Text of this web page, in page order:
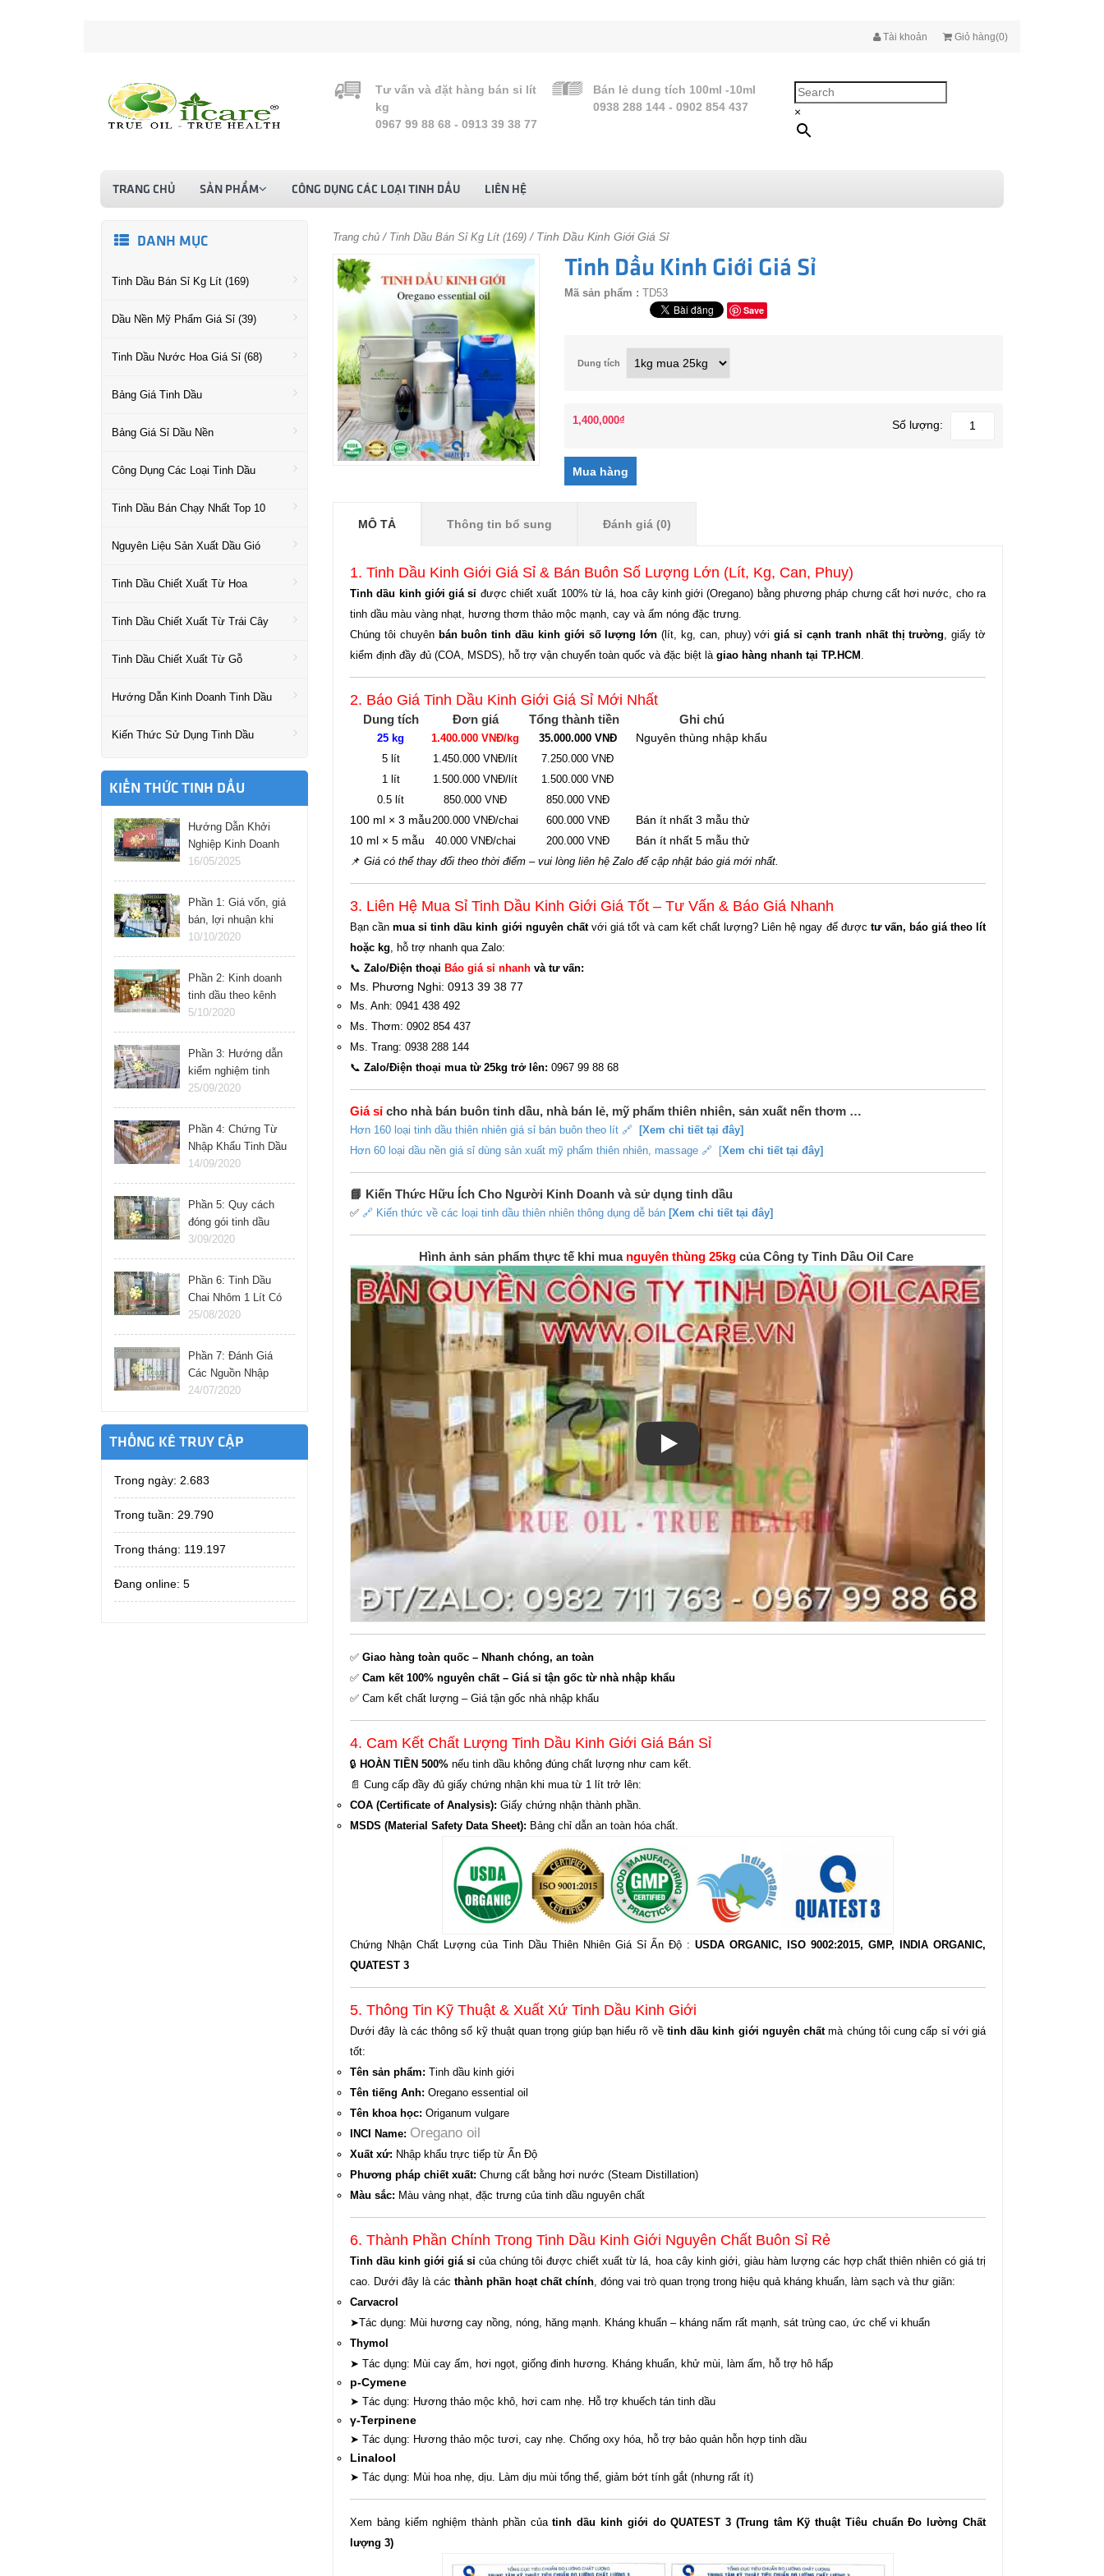
Tài khoản Giỏ hàng(0)
Tư vấn và đặt hàng bán sỉ lít
kg
0967 99 88 68 - 0913 39 38 77
Bán lẻ dung tích 100ml -10ml
0938 288 144 - 0902 854 437
×
TRANG CHỦ SẢN PHẨM CÔNG DỤNG CÁC LOẠI TINH DẦU LIÊN HỆ
DANH MỤC
Tinh Dầu Bán Sỉ Kg Lít (169)
Dầu Nền Mỹ Phẩm Giá Sỉ (39)
Tinh Dầu Nước Hoa Giá Sỉ (68)
Bảng Giá Tinh Dầu
Bảng Giá Sỉ Dầu Nền
Công Dụng Các Loại Tinh Dầu
Tinh Dầu Bán Chạy Nhất Top 10
Nguyên Liệu Sản Xuất Dầu Gió
Tinh Dầu Chiết Xuất Từ Hoa
Tinh Dầu Chiết Xuất Từ Trái Cây
Tinh Dầu Chiết Xuất Từ Gỗ
Hướng Dẫn Kinh Doanh Tinh Dầu
Kiến Thức Sử Dụng Tinh Dầu
KIẾN THỨC TINH DẦU
Hướng Dẫn Khởi
Nghiệp Kinh Doanh
Tinh Dầu Thành
Công: Bí Quyết &
Hướng Dẫn Từng
Bước
16/05/2025
Phần 1: Giá vốn, giá
bán, lợi nhuận khi
kinh doanh tinh dầu
online
10/10/2020
Phần 2: Kinh doanh
tinh dầu theo kênh
nào cho hiệu quả
5/10/2020
Phần 3: Hướng dẫn
kiểm nghiệm tinh
dầu tại nhà
25/09/2020
Phần 4: Chứng Từ
Nhập Khẩu Tinh Dầu
Thiên Nhiên Cần
Chuẩn Bị Gì?
14/09/2020
Phần 5: Quy cách
đóng gói tinh dầu
nhập khẩu từ ấn độ,
pháp, đức, ý.
3/09/2020
Phần 6: Tinh Dầu
Chai Nhôm 1 Lít Có
Nhập Khẩu Trực
Tiếp Được Không?
25/08/2020
Phần 7: Đánh Giá
Các Nguồn Nhập
Tinh Dầu Giá Sỉ Tại
24/07/2020
THỐNG KÊ TRUY CẬP
Trong ngày: 2.683
Trong tuần: 29.790
Trong tháng: 119.197
Đang online: 5
Trang chủ / Tinh Dầu Bán Sỉ Kg Lít (169) / Tinh Dầu Kinh Giới Giá Sỉ
Tinh Dầu Kinh Giới Giá Sỉ
Mã sản phẩm : TD53
Save
Dung tích
1,400,000₫ Số lượng:
MÔ TẢ Thông tin bổ sung Đánh giá (0)
1. Tinh Dầu Kinh Giới Giá Sỉ & Bán Buôn Số Lượng Lớn (Lít, Kg, Can, Phuy)
Tinh dầu kinh giới giá sỉ được chiết xuất 100% từ lá, hoa cây kinh giới (Oregano) bằng phương pháp chưng cất hơi nước, cho ra
tinh dầu màu vàng nhạt, hương thơm thảo mộc mạnh, cay và ấm nóng đặc trưng.
Chúng tôi chuyên bán buôn tinh dầu kinh giới số lượng lớn (lít, kg, can, phuy) vớigiá sỉ cạnh tranh nhất thị trường, giấy tờ
kiểm định đầy đủ (COA, MSDS), hỗ trợ vận chuyển toàn quốc và đặc biệt là giao hàng nhanh tại TP.HCM .
2. Báo Giá Tinh Dầu Kinh Giới Giá Sỉ Mới Nhất
Dung tích Đơn giá Tổng thành tiền Ghi chú
25 kg 1.400.000 VNĐ/kg 35.000.000 VNĐ Nguyên thùng nhập khẩu
5 lít 1.450.000 VNĐ/lít
7.250.000 VNĐ
1 lít
1.500.000 VNĐ/lít
1.500.000 VNĐ
0.5 lít
850.000 VNĐ 850.000 VNĐ
100 ml × 3 mẫu200.000 VNĐ/chai 600.000 VNĐ
Bán ít nhất 3 mẫu thử
10 ml × 5 mẫu
40.000 VNĐ/chai 200.000 VNĐ Bán ít nhất 5 mẫu thử
📌 Giá có thể thay đổi theo thời điểm – vui lòng liên hệ Zalo để cập nhật báo giá mới nhất.
3. Liên Hệ Mua Sỉ Tinh Dầu Kinh Giới Giá Tốt – Tư Vấn & Báo Giá Nhanh
Bạn cầnmua sỉ tinh dầu kinh giới nguyên chấtvới giá tốt và cam kết chất lượng? Liên hệ ngay để được tư vấn, báo giá theo lít
hoặc kg, hỗ trợ nhanh qua Zalo:
📞 Zalo/Điện thoại Báo giá sỉ nhanh và tư vấn:
Ms. Phương Nghi: 0913 39 38 77
Ms. Anh: 0941 438 492
Ms. Thơm: 0902 854 437
Ms. Trang: 0938 288 144
📞 Zalo/Điện thoại mua từ 25kg trở lên: 0967 99 88 68
Giá sỉ cho nhà bán buôn tinh dầu, nhà bán lẻ, mỹ phẩm thiên nhiên, sản xuất nến thơm …
Hơn 160 loại tinh dầu thiên nhiên giá sỉ bán buôn theo lít 🔗
[Xem chi tiết tại đây]
Hơn 60 loại dầu nền giá sỉ dùng sản xuất mỹ phẩm thiên nhiên, massage 🔗 [Xem chi tiết tại đây]
📘 Kiến Thức Hữu Ích Cho Người Kinh Doanh và sử dụng tinh dầu
✅ 🔗 Kiến thức về các loại tinh dầu thiên nhiên thông dụng dễ bán [Xem chi tiết tại đây]
Hình ảnh sản phẩm thực tế khi mua nguyên thùng 25kg của Công ty Tinh Dầu Oil Care
✅ Giao hàng toàn quốc – Nhanh chóng, an toàn
✅ Cam kết 100% nguyên chất – Giá sỉ tận gốc từ nhà nhập khẩu
✅ Cam kết chất lượng – Giá tận gốc nhà nhập khẩu
4. Cam Kết Chất Lượng Tinh Dầu Kinh Giới Giá Bán Sỉ
🔒 HOÀN TIỀN 500% nếu tinh dầu không đúng chất lượng như cam kết.
📄 Cung cấp đầy đủ giấy chứng nhận khi mua từ 1 lít trở lên:
COA (Certificate of Analysis): Giấy chứng nhận thành phần.
MSDS (Material Safety Data Sheet): Bảng chỉ dẫn an toàn hóa chất.
Chứng Nhận Chất Lượng của Tinh Dầu Thiên Nhiên Giá Sỉ Ấn Độ :USDA ORGANIC, ISO 9002:2015, GMP, INDIA ORGANIC,
QUATEST 3
5. Thông Tin Kỹ Thuật & Xuất Xứ Tinh Dầu Kinh Giới
Dưới đây là các thông số kỹ thuật quan trọng giúp bạn hiểu rõ về tinh dầu kinh giới nguyên chấtmà chúng tôi cung cấp sỉ với giá
tốt:
Tên sản phẩm: Tinh dầu kinh giới
Tên tiếng Anh: Oregano essential oil
Tên khoa học: Origanum vulgare
INCI Name: Oregano oil
Xuất xứ: Nhập khẩu trực tiếp từ Ấn Độ
Phương pháp chiết xuất: Chưng cất bằng hơi nước (Steam Distillation)
Màu sắc: Màu vàng nhạt, đặc trưng của tinh dầu nguyên chất
6. Thành Phần Chính Trong Tinh Dầu Kinh Giới Nguyên Chất Buôn Sỉ Rẻ
Tinh dầu kinh giới giá sỉ của chúng tôi được chiết xuất từ lá, hoa cây kinh giới, giàu hàm lượng các hợp chất thiên nhiên có giá trị
cao. Dưới đây là các thành phần hoạt chất chính , đóng vai trò quan trọng trong hiệu quả kháng khuẩn, làm sạch và thư giãn:
Carvacrol
➤Tác dụng: Mùi hương cay nồng, nóng, hăng mạnh. Kháng khuẩn – kháng nấm rất mạnh, sát trùng cao, ức chế vi khuẩn
Thymol
➤ Tác dụng: Mùi cay ấm, hơi ngọt, giống đinh hương. Kháng khuẩn, khử mùi, làm ấm, hỗ trợ hô hấp
p-Cymene
➤ Tác dụng: Hương thảo mộc khô, hơi cam nhẹ. Hỗ trợ khuếch tán tinh dầu
γ-Terpinene
➤ Tác dụng: Hương thảo mộc tươi, cay nhẹ. Chống oxy hóa, hỗ trợ bảo quản hỗn hợp tinh dầu
Linalool
➤ Tác dụng: Mùi hoa nhẹ, dịu. Làm dịu mùi tổng thể, giảm bớt tính gắt (nhưng rất ít)
Xem bảng kiểm nghiệm thành phần củatinh dầu kinh giới do QUATEST 3 (Trung tâm Kỹ thuật Tiêu chuẩn Đo lường Chất
lượng 3)